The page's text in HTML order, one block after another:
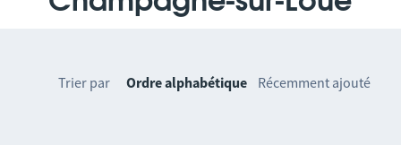
Trier par Ordre alphabétique Récemment ajouté